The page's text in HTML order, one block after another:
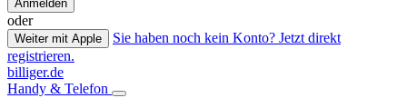
Anmelden
oder
Weiter mit Apple
Sie haben noch kein Konto? Jetzt direkt
registrieren.
billiger.de
Handy & Telefon